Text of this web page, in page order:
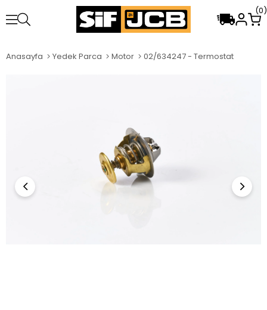
0
Anasayfa Yedek Parca Motor 02/634247 - Termostat